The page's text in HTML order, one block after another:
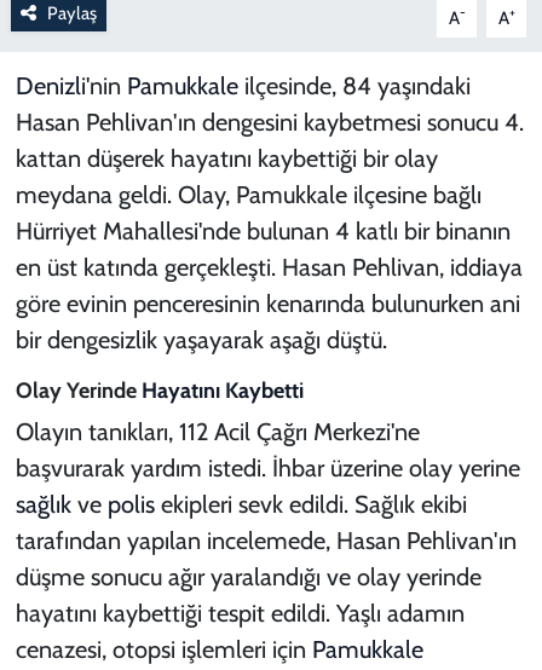
Paylaş A- A+
Denizli'nin Pamukkaleilçesinde, 84 yaşındaki
Hasan Pehlivan'ın dengesini kaybetmesi sonucu 4.
kattan düşerek hayatını kaybettiği bir olay
meydana geldi. Olay, Pamukkale ilçesine bağlı
Hürriyet Mahallesi'nde bulunan 4 katlı bir binanın
en üst katında gerçekleşti. Hasan Pehlivan, iddiaya
göre evinin penceresinin kenarında bulunurken ani
bir dengesizlik yaşayarak aşağı düştü.
Olay Yerinde Hayatını Kaybetti
Olayın tanıkları, 112 Acil Çağrı Merkezi'ne
başvurarak yardım istedi. İhbar üzerine olay yerine
sağlıkve polisekipleri sevk edildi. Sağlık ekibi
tarafından yapılan incelemede, Hasan Pehlivan'ın
düşme sonucu ağır yaralandığı ve olay yerinde
hayatını kaybettiği tespit edildi. Yaşlı adamın
cenazesi, otopsi işlemleri için Pamukkale